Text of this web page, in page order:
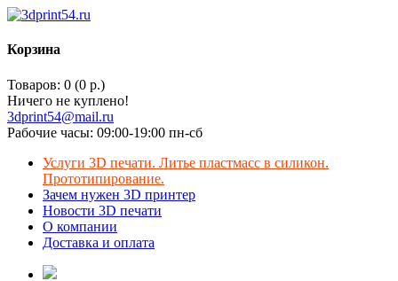
Корзина
Товаров: 0 (0 р.)
Ничего не куплено!
3dprint54@mail.ru
Рабочие часы: 09:00-19:00 пн-сб
Услуги 3D печати. Литье пластмасс в силикон.
Прототипирование.
Зачем нужен 3D принтер
Новости 3D печати
О компании
Доставка и оплата